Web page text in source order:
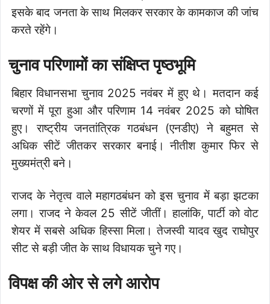
इसके बाद जनता के साथ मिलकर सरकार के कामकाज की जांच
करते रहेंगे।
चुनाव परिणामों का संक्षिप्त पृष्ठभूमि
बिहार विधानसभा चुनाव 2025 नवंबर में हुए थे। मतदान कई
चरणों में पूरा हुआ और परिणाम 14 नवंबर 2025 को घोषित
हुए। राष्ट्रीय जनतांत्रिक गठबंधन (एनडीए) ने बहुमत से
अधिक सीटें जीतकर सरकार बनाई। नीतीश कुमार फिर से
मुख्यमंत्री बने।
राजद के नेतृत्व वाले महागठबंधन को इस चुनाव में बड़ा झटका
लगा। राजद ने केवल 25 सीटें जीतीं। हालांकि, पार्टी को वोट
शेयर में सबसे अधिक हिस्सा मिला। तेजस्वी यादव खुद राघोपुर
सीट से बड़ी जीत के साथ विधायक चुने गए।
विपक्ष की ओर से लगे आरोप